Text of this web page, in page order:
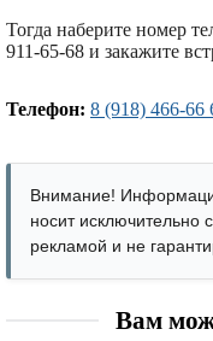
Тогда наберите номер
911-65-68 и закажите
Телефон: 8 (918) 466-66
Внимание!
носит исключительно
рекламой и не
Вам